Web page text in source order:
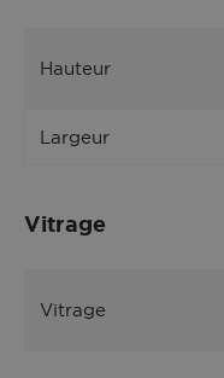
Hauteur
Largeur
Vitrage
Vitrage